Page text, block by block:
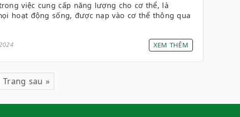
việc cung cấp năng lượng cho cơ thể, là
hoạt động sống, được nạp vào cơ thể thông qua
XEM THÊM
Trang sau »